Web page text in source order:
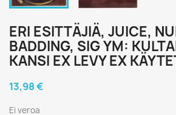
ERI ESITTÄJIÄ, JUICE,
BADDING, SIG YM:
KANSI EX LEVY EX
13,98 €
Ei veroa